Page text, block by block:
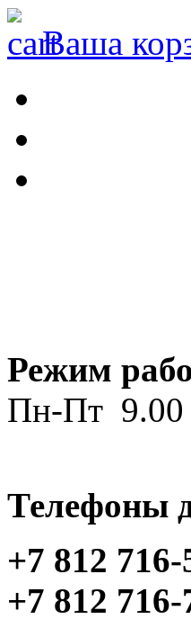
Ваша
Режим
Пн-Пт 9.00
Телефоны
+7 812 716-
+7 812 716-